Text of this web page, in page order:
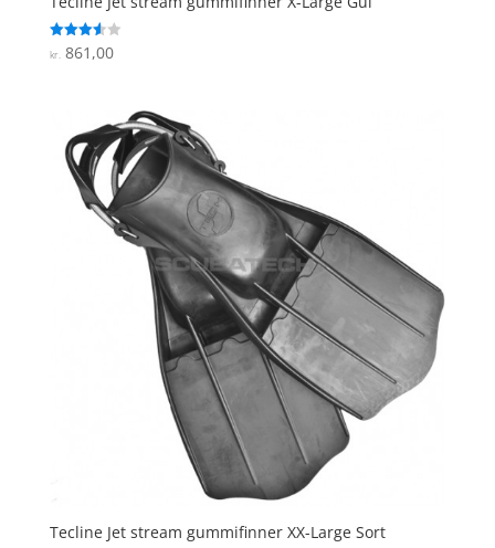
Vurderet
3.6
kr.861,00
Tecline Jet stream gummifinner XX-Large Sort